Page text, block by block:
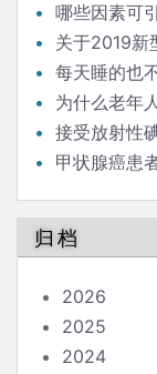
哪些因素可
关于2019新
每天睡的也
为什么老年
接受放射性
版）甲状腺癌患
归档
2026
2025
2024